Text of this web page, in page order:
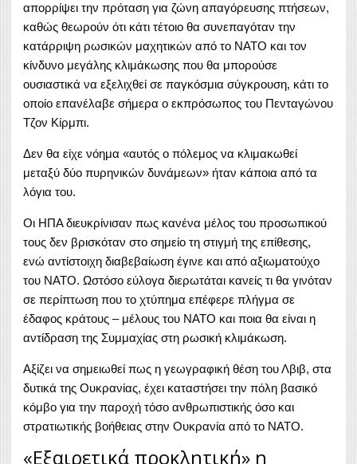
απορρίψει την πρόταση για ζώνη απαγόρευσης πτήσεων,
καθώς θεωρούν ότι κάτι τέτοιο θα συνεπαγόταν την
κατάρριψη ρωσικών μαχητικών από το ΝΑΤΟ και τον
κίνδυνο μεγάλης κλιμάκωσης που θα μπορούσε
ουσιαστικά να εξελιχθεί σε παγκόσμια σύγκρουση, κάτι το
οποίο επανέλαβε σήμερα ο εκπρόσωπος του Πενταγώνου
Τζον Κίρμπι.
Δεν θα είχε νόημα «αυτός ο πόλεμος να κλιμακωθεί
μεταξύ δύο πυρηνικών δυνάμεων» ήταν κάποια από τα
λόγια του.
Οι ΗΠΑ διευκρίνισαν πως κανένα μέλος του προσωπικού
τους δεν βρισκόταν στο σημείο τη στιγμή της επίθεσης,
ενώ αντίστοιχη διαβεβαίωση έγινε και από αξιωματούχο
του ΝΑΤΟ. Ωστόσο εύλογα διερωτάται κανείς τι θα γινόταν
σε περίπτωση που το χτύπημα επέφερε πλήγμα σε
έδαφος κράτους – μέλους του ΝΑΤΟ και ποια θα είναι η
αντίδραση της Συμμαχίας στη ρωσική κλιμάκωση.
Αξίζει να σημειωθεί πως η γεωγραφική θέση του Λβιβ, στα
δυτικά της Ουκρανίας, έχει καταστήσει την πόλη βασικό
κόμβο για την παροχή τόσο ανθρωπιστικής όσο και
στρατιωτικής βοήθειας στην Ουκρανία από το ΝΑΤΟ.
«Εξαιρετικά προκλητική» η